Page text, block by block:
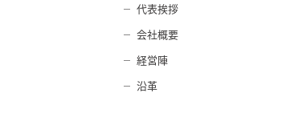
代表挨拶
会社概要
経営陣
沿革